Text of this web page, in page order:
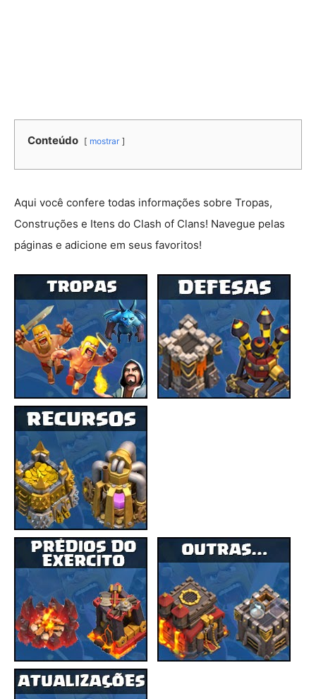
Conteúdo mostrar
Aqui você confere todas informações sobre Tropas,
Construções e Itens do Clash of Clans! Navegue pelas
páginas e adicione em seus favoritos!